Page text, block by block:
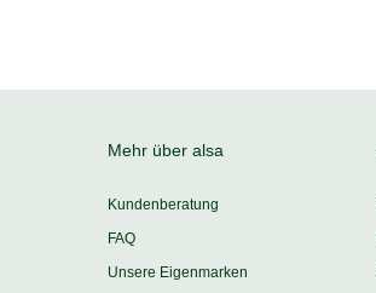
Mehr über alsa
Kundenberatung
FAQ
Unsere Eigenmarken